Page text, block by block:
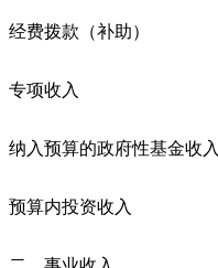
经费拨款（补助）
专项收入
纳入预算的政府性基金收入
预算内投资收入